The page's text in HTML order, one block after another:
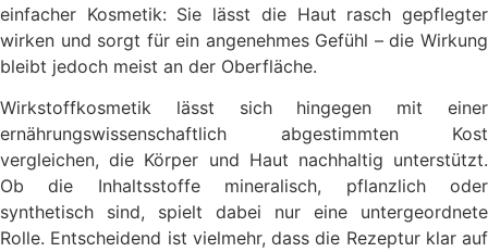
einfacher Kosmetik: Sie lässt die Haut rasch gepflegter
wirken und sorgt für ein angenehmes Gefühl – die Wirkung
bleibt jedoch meist an der Oberfläche.
Wirkstoffkosmetik lässt sich hingegen mit einer
ernährungswissenschaftlich abgestimmten Kost
vergleichen, die Körper und Haut nachhaltig unterstützt.
Ob die Inhaltsstoffe mineralisch, pflanzlich oder
synthetisch sind, spielt dabei nur eine untergeordnete
Rolle. Entscheidend ist vielmehr, dass die Rezeptur klar auf